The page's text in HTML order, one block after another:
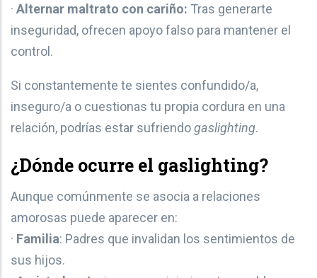
· Alternar maltrato con cariño: Tras generarte
inseguridad, ofrecen apoyo falso para mantener el
control.
Si constantemente te sientes confundido/a,
inseguro/a o cuestionas tu propia cordura en una
relación, podrías estar sufriendogaslighting.
¿Dónde ocurre el gaslighting?
Aunque comúnmente se asocia a relaciones
amorosas puede aparecer en:
· Familia: Padres que invalidan los sentimientos de
sus hijos.